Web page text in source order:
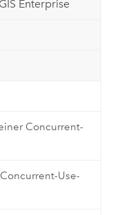
Enterprise
Concurrent-
Use-